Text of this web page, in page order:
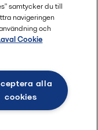
samtycker du till
navigeringen
och
Cookie
alla
cookies